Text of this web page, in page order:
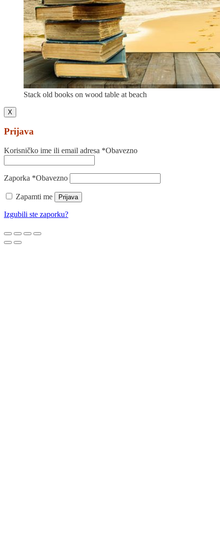
Stack old books on wood table at beach
X
Prijava
Korisničko ime ili email adresa *Obavezno
Zaporka *Obavezno
Zapamti me Prijava
Izgubili ste zaporku?